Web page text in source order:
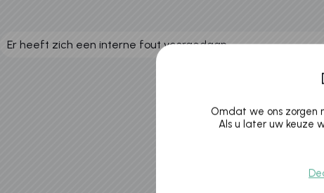
Er heeft zich een interne fout voorgedaan
Omdat we ons zorgen
Als u later uw keuze